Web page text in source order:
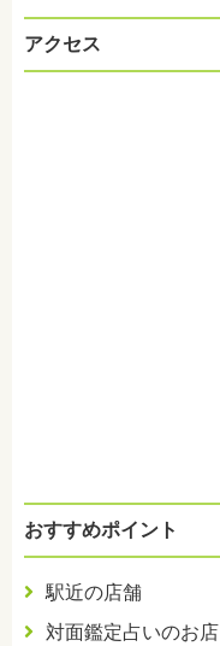
アクセス
おすすめポイント
駅近の店舗
対面鑑定占いのお店